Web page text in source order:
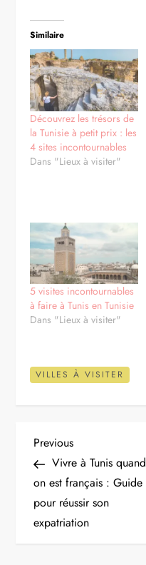
Similaire
Découvrez les trésors de
la Tunisie à petit prix : les
4 sites incontournables
Dans "Lieux à visiter"
5 visites incontournables
à faire à Tunis en Tunisie
Dans "Lieux à visiter"
VILLES À VISITER
N
a
v
Previous
Post
Previous
Vivre à Tunis quand
on est français : Guide
pour réussir son
expatriation